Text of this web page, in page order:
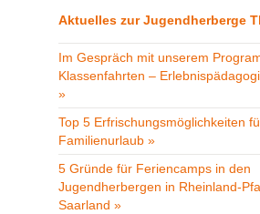
Aktuelles zur Jugendherberge
Im Gespräch mit unserem
Klassenfahrten –
»
Top 5 Erfrischungsmöglichkeiten
Familienurlaub »
5 Gründe für Feriencamps in den
Jugendherbergen in Rheinland-
Saarland »